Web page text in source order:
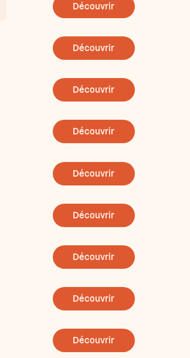
Découvrir
Découvrir
Découvrir
Découvrir
Découvrir
Découvrir
Découvrir
Découvrir
Découvrir